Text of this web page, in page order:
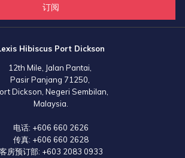
订阅
Hibiscus Port Dickson
12th Mile, Jalan Pantai,
Pasir Panjang 71250,
Dickson, Negeri Sembilan,
Malaysia.
电话: +606 660 2626
传真: +606 660 2628
客房预订部: +603 2083 0933